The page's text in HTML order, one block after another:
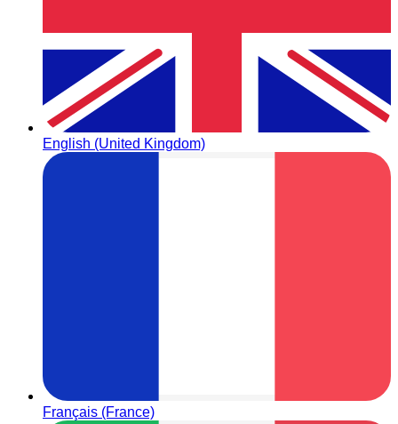
English (United Kingdom)
Français (France)